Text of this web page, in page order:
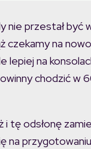
nie przestał
na
lepiej na
chodzić w
tę odsłonę
na